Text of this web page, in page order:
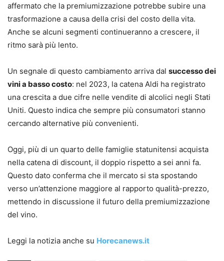
affermato che la premiumizzazione potrebbe subire una
trasformazione a causa della crisi del costo della vita.
Anche se alcuni segmenti continueranno a crescere, il
ritmo sarà più lento.
Un segnale di questo cambiamento arriva dal successo dei
vini a basso costo: nel 2023, la catena Aldi ha registrato
una crescita a due cifre nelle vendite di alcolici negli Stati
Uniti. Questo indica che sempre più consumatori stanno
cercando alternative più convenienti.
Oggi, più di un quarto delle famiglie statunitensi acquista
nella catena di discount, il doppio rispetto a sei anni fa.
Questo dato conferma che il mercato si sta spostando
verso un’attenzione maggiore al rapporto qualità-prezzo,
mettendo in discussione il futuro della premiumizzazione
del vino.
Leggi la notizia anche su Horecanews.it